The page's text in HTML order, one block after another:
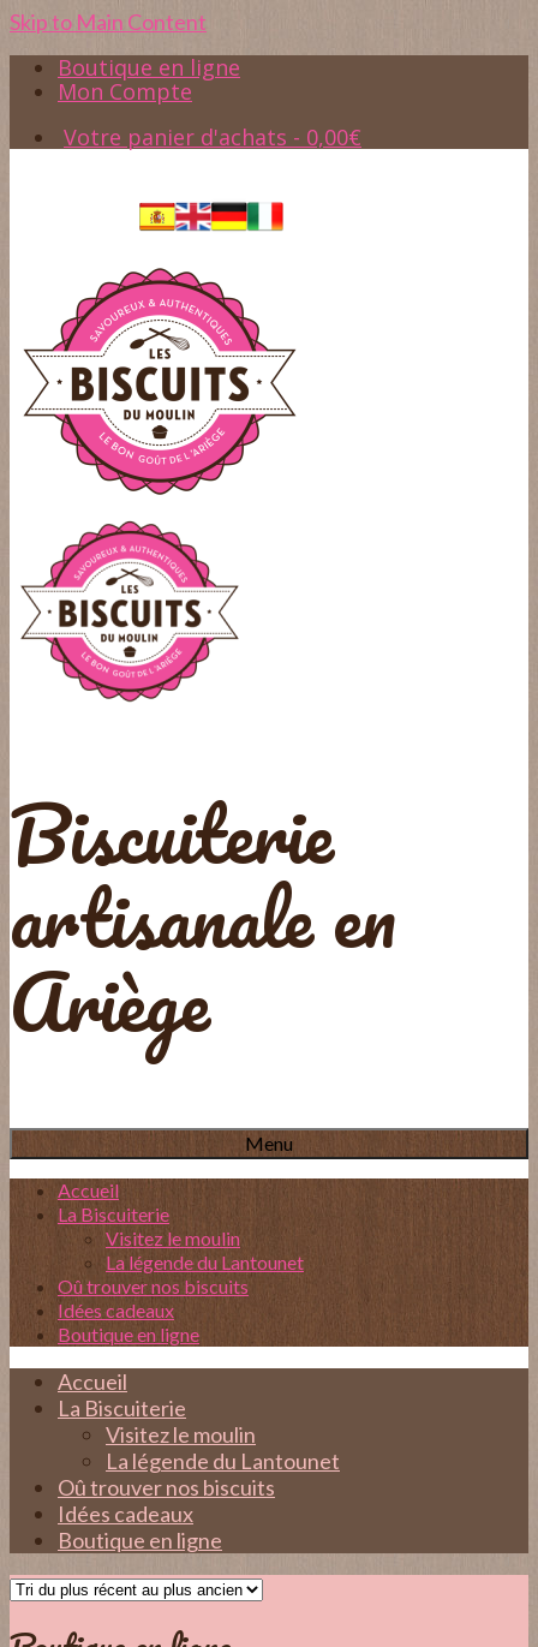
Skip to Main Content
Boutique en ligne
Mon Compte
Votre panier d'achats - 0,00€
Biscuiterie
artisanale en
Ariège
Menu
Accueil
La Biscuiterie
Visitez le moulin
La légende du Lantounet
Oû trouver nos biscuits
Idées cadeaux
Boutique en ligne
Accueil
La Biscuiterie
Visitez le moulin
La légende du Lantounet
Oû trouver nos biscuits
Idées cadeaux
Boutique en ligne